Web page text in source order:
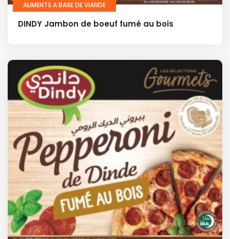
ALIMENTS A BASE DE VIANDE
DINDY Jambon de boeuf fumé au bois